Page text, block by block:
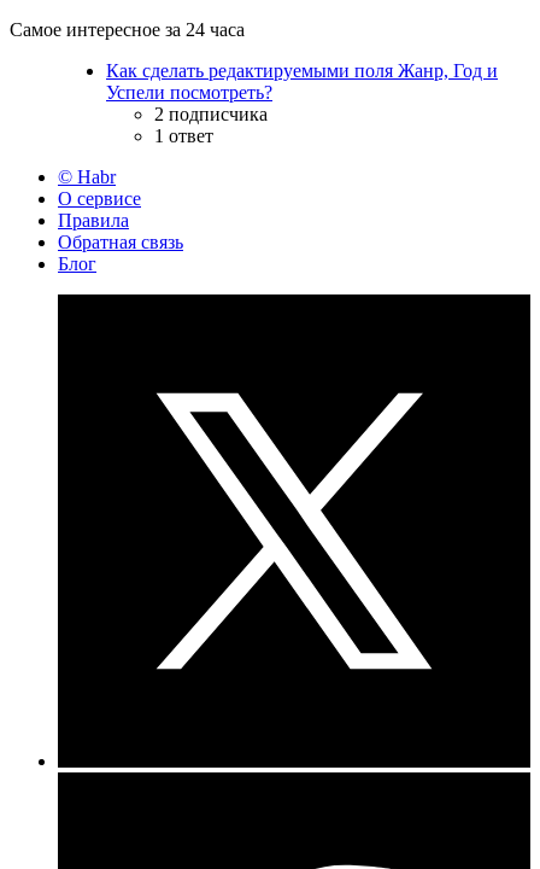
Самое интересное за 24 часа
Как сделать редактируемыми поля Жанр, Год и
Успели посмотреть?
2 подписчика
1 ответ
© Habr
О сервисе
Правила
Обратная связь
Блог